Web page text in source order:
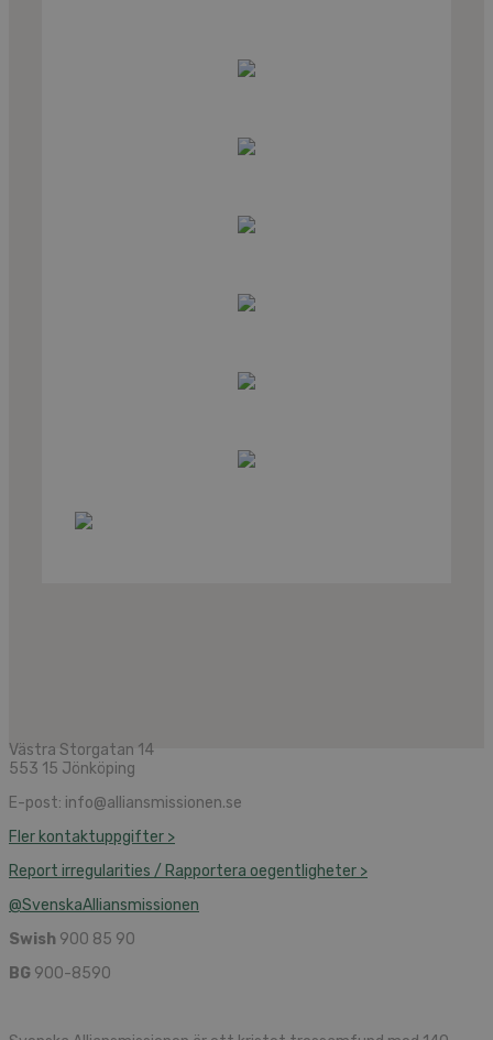
Västra Storgatan 14
553 15 Jönköping
E-post: info@alliansmissionen.se
Fler kontaktuppgifter >
Report irregularities / Rapportera oegentligheter >
@SvenskaAlliansmissionen
Swish 900 85 90
BG 900-8590